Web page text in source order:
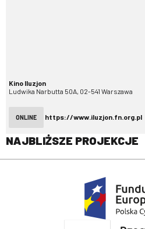
Kino Iluzjon
Ludwika Narbutta 50A, 02-541 Warszawa
ONLINE https://www.iluzjon.fn.org.pl
NAJBLIŻSZE PROJEKCJE